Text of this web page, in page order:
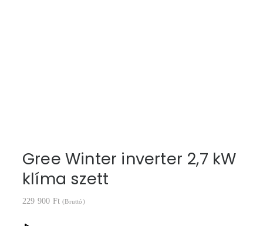
Gree Winter inverter 2,7 kW
klíma szett
229 900 Ft (Bruttó)